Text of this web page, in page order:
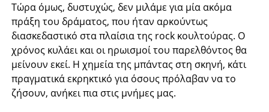
Τώρα όμως, δυστυχώς, δεν μιλάμε για μία ακόμα
πράξη του δράματος, που ήταν αρκούντως
διασκεδαστικό στα πλαίσια της rock κουλτούρας. Ο
χρόνος κυλάει και οι ηρωισμοί του παρελθόντος θα
μείνουν εκεί. Η χημεία της μπάντας στη σκηνή, κάτι
πραγματικά εκρηκτικό για όσους πρόλαβαν να το
ζήσουν, ανήκει πια στις μνήμες μας.